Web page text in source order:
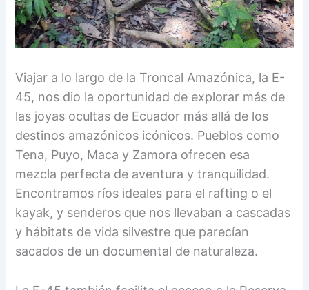
Viajar a lo largo de la Troncal Amazónica, la E-
45, nos dio la oportunidad de explorar más de
las joyas ocultas de Ecuador más allá de los
destinos amazónicos icónicos. Pueblos como
Tena, Puyo, Maca y Zamora ofrecen esa
mezcla perfecta de aventura y tranquilidad.
Encontramos ríos ideales para el rafting o el
kayak, y senderos que nos llevaban a cascadas
y hábitats de vida silvestre que parecían
sacados de un documental de naturaleza.